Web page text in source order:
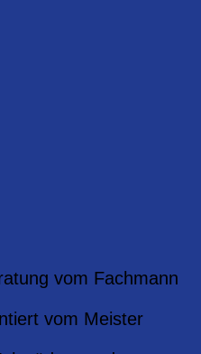
vom Fachmann
vom Meister